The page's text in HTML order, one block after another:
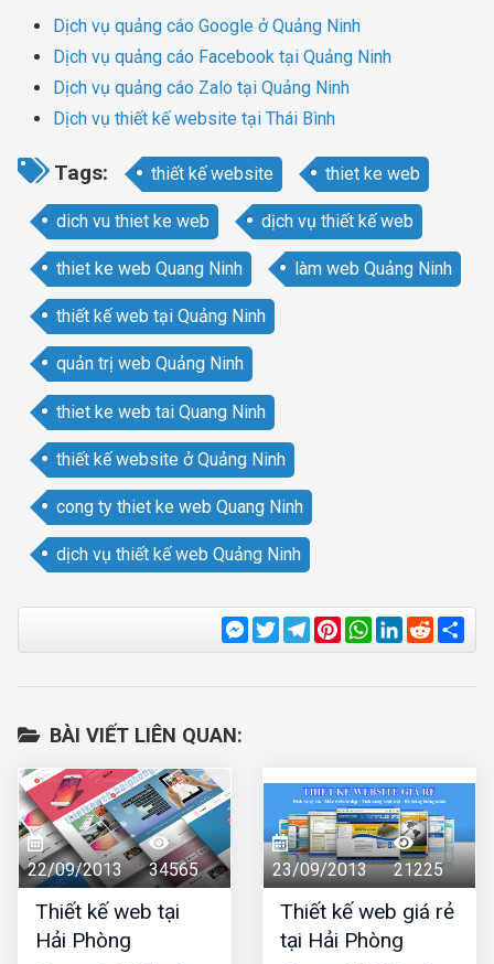
Dịch vụ quảng cáo Google ở Quảng Ninh
Dịch vụ quảng cáo Facebook tại Quảng Ninh
Dịch vụ quảng cáo Zalo tại Quảng Ninh
Dịch vụ thiết kế website tại Thái Bình
Tags: thiết kế website thiet ke web
dich vu thiet ke web dịch vụ thiết kế web
thiet ke web Quang Ninh làm web Quảng Ninh
thiết kế web tại Quảng Ninh
quản trị web Quảng Ninh
thiet ke web tai Quang Ninh
thiết kế website ở Quảng Ninh
cong ty thiet ke web Quang Ninh
dịch vụ thiết kế web Quảng Ninh
Messenger
TwitterTelegram
Pinterest
WhatsApp
LinkedIn
Reddit
BÀI VIẾT LIÊN QUAN:
22/09/2013 34565
Thiết kế web tại
Hải Phòng
23/09/2013 21225
Thiết kế web giá rẻ
tại Hải Phòng